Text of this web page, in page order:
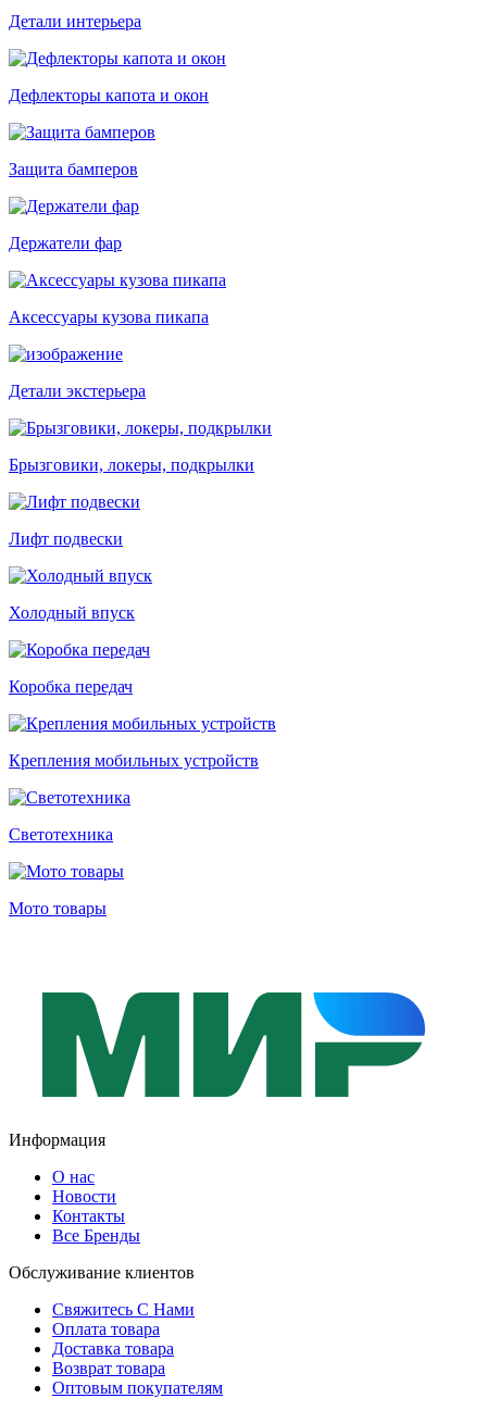
Детали интерьера
Дефлекторы капота и окон
Защита бамперов
Держатели фар
Аксессуары кузова пикапа
Детали экстерьера
Брызговики, локеры, подкрылки
Лифт подвески
Холодный впуск
Коробка передач
Крепления мобильных устройств
Светотехника
Мото товары
Информация
О нас
Новости
Контакты
Все Бренды
Обслуживание клиентов
Свяжитесь С Нами
Оплата товара
Доставка товара
Возврат товара
Оптовым покупателям